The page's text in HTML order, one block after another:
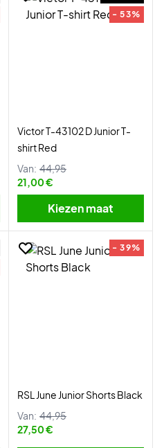
- 53%
Victor T-43102 D Junior T-
shirt Red
Van: 44,95
21,00 €
Kiezen maat
- 39%
RSL June Junior Shorts Black
Van: 44,95
27,50 €